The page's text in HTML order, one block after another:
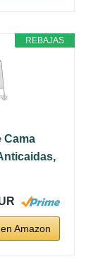
REBAJAS
Cama
Amazon